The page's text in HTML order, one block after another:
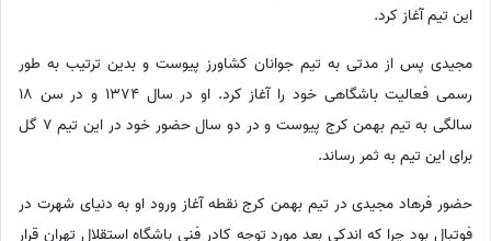
این تیم آغاز کرد.
مجیدی پس از مدتی به تیم جوانان کشاورز پیوست و بدین ترتیب به طور
رسمی فعالیت باشگاهی خود را آغاز کرد. او در سال 1374 و در سن 18
سالگی به تیم بهمن کرج پیوست و در دو سال حضور خود در این تیم 7 گل
برای این تیم به ثمر رساند.
حضور فرهاد مجیدی در تیم بهمن کرج نقطه آغاز ورود او به دنیای شهرت در
فوتبال بود چرا که اندکی بعد مورد توجه کادر فنی باشگاه استقلال تهران قرار